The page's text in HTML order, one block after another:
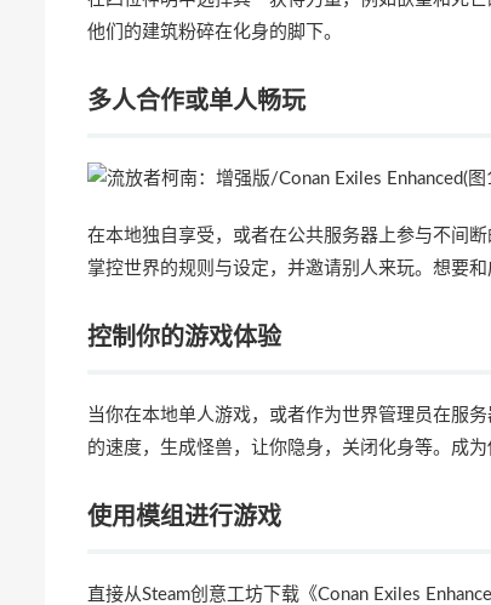
他们的建筑粉碎在化身的脚下。
多人合作或单人畅玩
在本地独自享受，或者在公共服务器上参与不间
掌控世界的规则与设定，并邀请别人来玩。想要
控制你的游戏体验
当你在本地单人游戏，或者作为世界管理员在服
的速度，生成怪兽，让你隐身，关闭化身等。成为
使用模组进行游戏
直接从Steam创意工坊下载《Conan Exiles